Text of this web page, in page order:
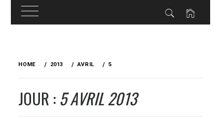
HOME 2013 AVRIL 5
JOUR : 5 AVRIL 2013